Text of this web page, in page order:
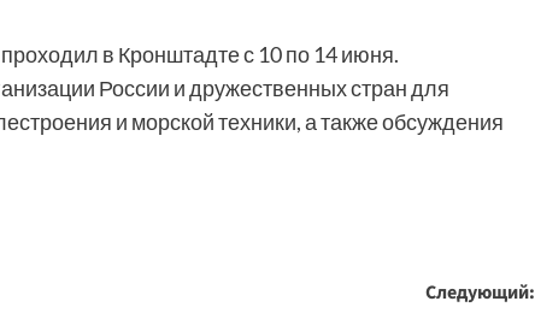
в Кронштадте с 10 по 14 июня.
России и дружественных стран для
и морской техники, а также обсуждения
Следующий: